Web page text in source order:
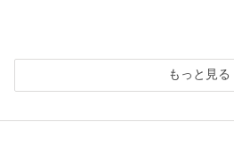
ちょうどよい
もっと見る